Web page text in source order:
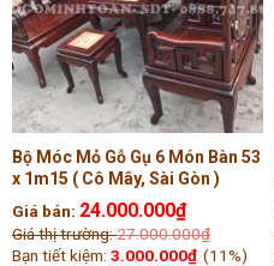
Bộ Móc Mỏ Gỗ Gụ 6 Món Bàn 53
x 1m15 ( Cô Mây, Sài Gòn )
Giá bán: 24.000.000₫
Giá thị trường:27.000.000₫
Bạn tiết kiệm: 3.000.000₫ (11%)